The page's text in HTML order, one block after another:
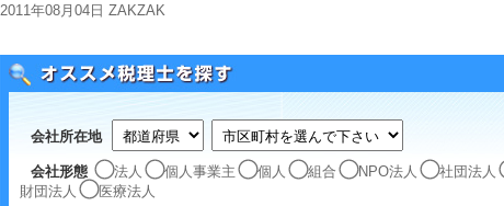
2011年08月04日 ZAKZAK
会社所在地
会社形態 法人 個人事業主 個人 組合 NPO法人
社団法人
財団法人
医療法人